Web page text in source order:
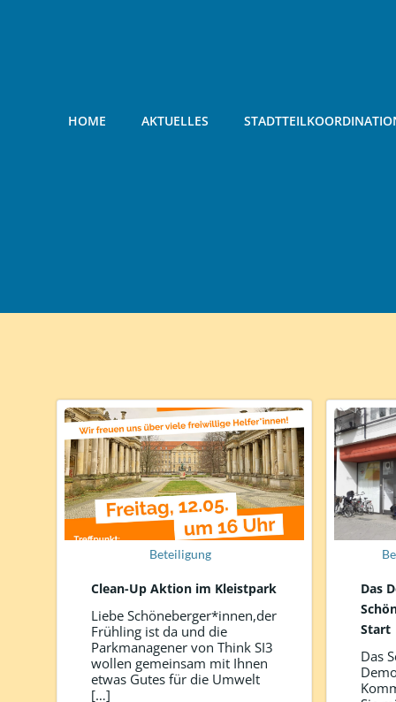
HOME AKTUELLES
Beteiligung
Clean-Up Aktion im Kleistpark
Liebe Schöneberger*innen,der
Frühling ist da und die
Parkmanagener von Think SI3
wollen gemeinsam mit Ihnen
etwas Gutes für die Umwelt
[…]
Das
Start
Das